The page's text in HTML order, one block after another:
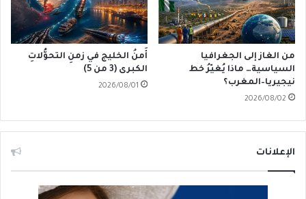
من الغاز إلى الجغرافيا
السياسية… ماذا يُغيّرُ خط
نيجيريا–المغرب؟
2026/08/02
أَمنُ الخليج في زمنِ التحوُّلاتِ
الكبرى (3 من 5)
2026/08/01
الإعلانات